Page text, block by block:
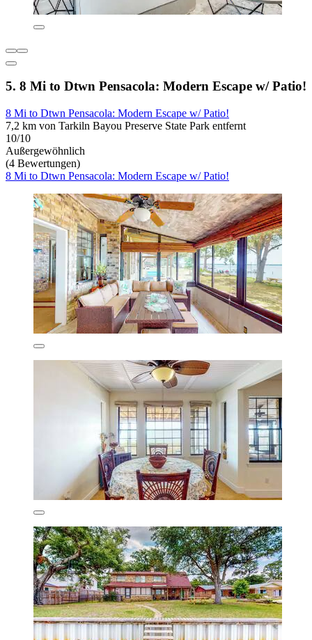
5. 8 Mi to Dtwn Pensacola: Modern Escape w/ Patio!
8 Mi to Dtwn Pensacola: Modern Escape w/ Patio!
7,2 km von Tarkiln Bayou Preserve State Park entfernt
10/10
Außergewöhnlich
(4 Bewertungen)
8 Mi to Dtwn Pensacola: Modern Escape w/ Patio!